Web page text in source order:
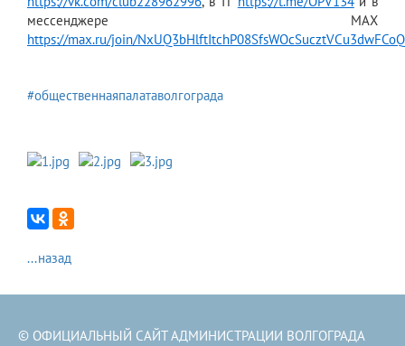
мессенджере МАХ
https://max.ru/join/
#общественнаяпалатаволгограда
...назад
© ОФИЦИАЛЬНЫЙ САЙТ АДМИНИСТРАЦИИ ВОЛГОГРАДА